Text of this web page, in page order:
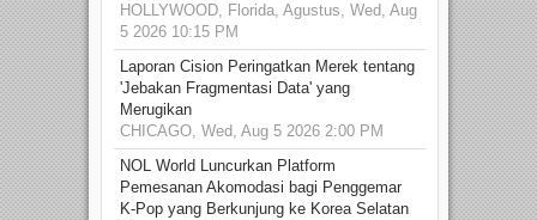
HOLLYWOOD, Florida, Agustus, Wed, Aug
5 2026 10:15 PM
Laporan Cision Peringatkan Merek tentang
'Jebakan Fragmentasi Data' yang
Merugikan
CHICAGO, Wed, Aug 5 2026 2:00 PM
NOL World Luncurkan Platform
Pemesanan Akomodasi bagi Penggemar
K-Pop yang Berkunjung ke Korea Selatan